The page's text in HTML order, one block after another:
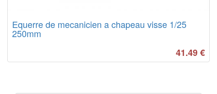
Equerre de mecanicien a chapeau visse 1/25
250mm
41.49€